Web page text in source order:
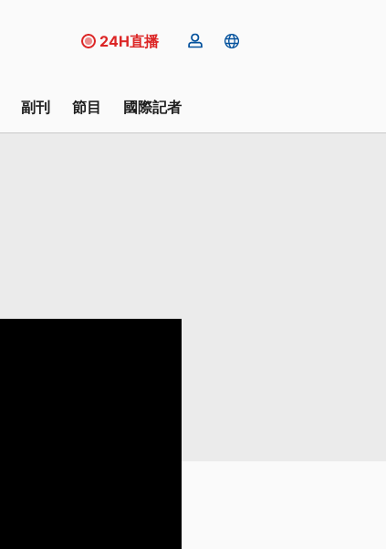
24H直播
副刊 節目 國際記者